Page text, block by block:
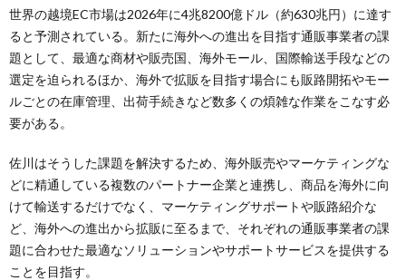
世界の越境EC市場は2026年に4兆8200億ドル（約630兆円）に達す
ると予測されている。新たに海外への進出を目指す通販事業者の課
題として、最適な商材や販売国、海外モール、国際輸送手段などの
選定を迫られるほか、海外で拡販を目指す場合にも販路開拓やモー
ルごとの在庫管理、出荷手続きなど数多くの煩雑な作業をこなす必
要がある。
佐川はそうした課題を解決するため、海外販売やマーケティングな
どに精通している複数のパートナー企業と連携し、商品を海外に向
けて輸送するだけでなく、マーケティングサポートや販路紹介な
ど、海外への進出から拡販に至るまで、それぞれの通販事業者の課
題に合わせた最適なソリューションやサポートサービスを提供する
ことを目指す。